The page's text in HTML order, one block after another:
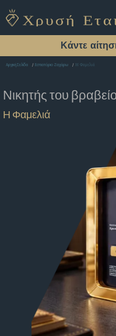
Κάντε
Αρχική Σελίδα Εστιατόριο Ζαχάρω Η Φαμελιά
Νικητής του
Η Φαμελιά